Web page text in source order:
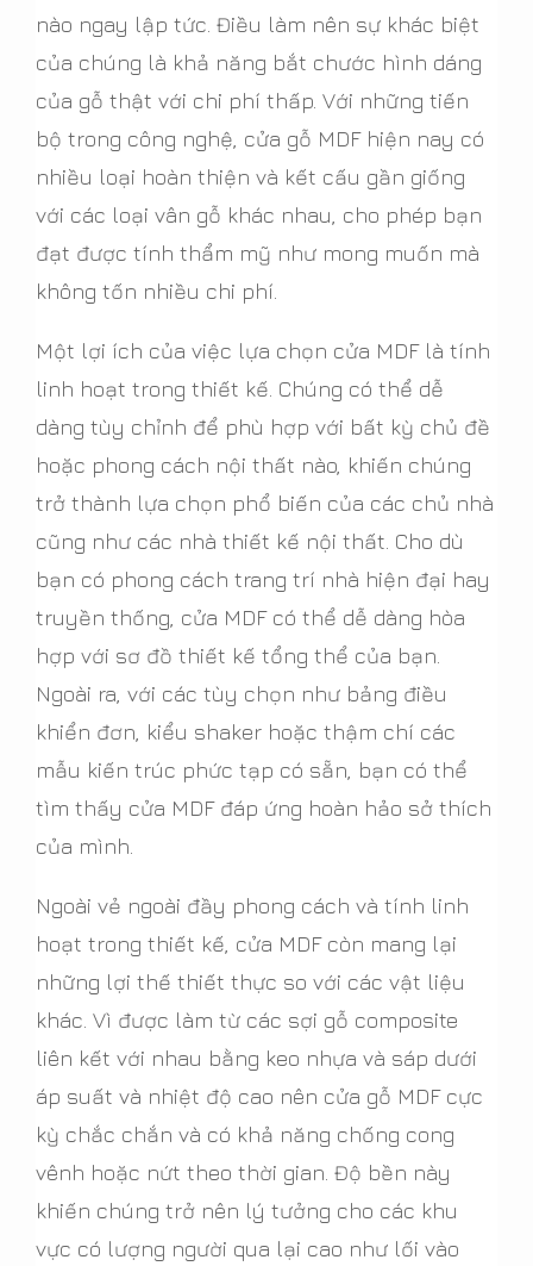
nào ngay lập tức. Điều làm nên sự khác biệt
của chúng là khả năng bắt chước hình dáng
của gỗ thật với chi phí thấp. Với những tiến
bộ trong công nghệ, cửa gỗ MDF hiện nay có
nhiều loại hoàn thiện và kết cấu gần giống
với các loại vân gỗ khác nhau, cho phép bạn
đạt được tính thẩm mỹ như mong muốn mà
không tốn nhiều chi phí.
Một lợi ích của việc lựa chọn cửa MDF là tính
linh hoạt trong thiết kế. Chúng có thể dễ
dàng tùy chỉnh để phù hợp với bất kỳ chủ đề
hoặc phong cách nội thất nào, khiến chúng
trở thành lựa chọn phổ biến của các chủ nhà
cũng như các nhà thiết kế nội thất. Cho dù
bạn có phong cách trang trí nhà hiện đại hay
truyền thống, cửa MDF có thể dễ dàng hòa
hợp với sơ đồ thiết kế tổng thể của bạn.
Ngoài ra, với các tùy chọn như bảng điều
khiển đơn, kiểu shaker hoặc thậm chí các
mẫu kiến trúc phức tạp có sẵn, bạn có thể
tìm thấy cửa MDF đáp ứng hoàn hảo sở thích
của mình.
Ngoài vẻ ngoài đầy phong cách và tính linh
hoạt trong thiết kế, cửa MDF còn mang lại
những lợi thế thiết thực so với các vật liệu
khác. Vì được làm từ các sợi gỗ composite
liên kết với nhau bằng keo nhựa và sáp dưới
áp suất và nhiệt độ cao nên cửa gỗ MDF cực
kỳ chắc chắn và có khả năng chống cong
vênh hoặc nứt theo thời gian. Độ bền này
khiến chúng trở nên lý tưởng cho các khu
vực có lượng người qua lại cao như lối vào